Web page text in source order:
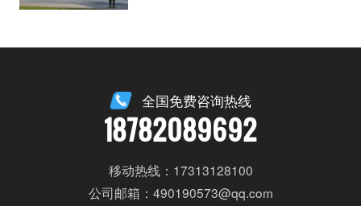
全国免费咨询热线
18782089692
移动热线：17313128100
公司邮箱：490190573@qq.com